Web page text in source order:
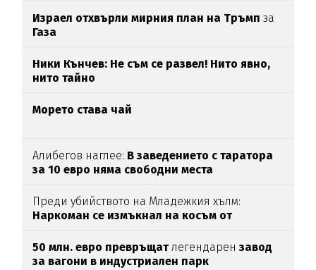
Израел отхвърли мирния план на Тръмп за
Газа
Ники Кънчев: Не съм се развел! Нито явно,
нито тайно
Морето става чай
Алибегов наглее: В заведението с таратора
за 10 евро няма свободни места
Преди убийството на Младежкия хълм:
Наркоман се измъкнал на косъм от
50 млн. евро превръщатлегендарензавод
за вагони в индустриален парк